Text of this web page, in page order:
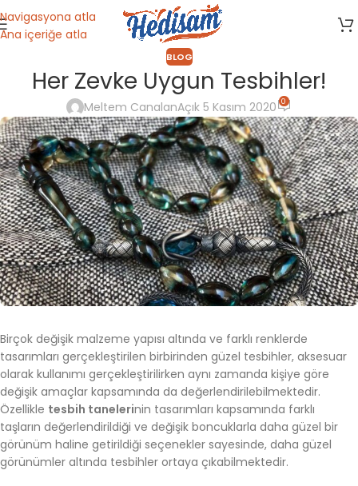
Navigasyona atla
Ana içeriğe atla
BLOG
Her Zevke Uygun Tesbihler!
Meltem CanalanAçık 5 Kasım 2020 0
Birçok değişik malzeme yapısı altında ve farklı renklerde
tasarımları gerçekleştirilen birbirinden güzel tesbihler, aksesuar
olarak kullanımı gerçekleştirilirken aynı zamanda kişiye göre
değişik amaçlar kapsamında da değerlendirilebilmektedir.
Özellikle tesbih tanelerinin tasarımları kapsamında farklı
taşların değerlendirildiği ve değişik boncuklarla daha güzel bir
görünüm haline getirildiği seçenekler sayesinde, daha güzel
görünümler altında tesbihler ortaya çıkabilmektedir.